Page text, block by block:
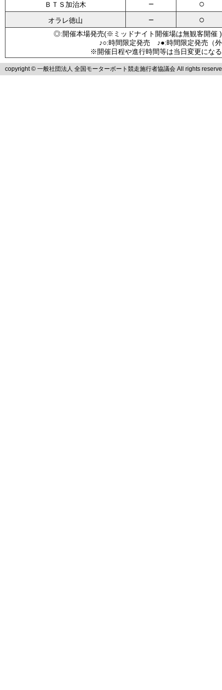
ＢＴＳ加治木 － ○
オラレ徳山 － ○
◎:開催本場発売(※ミッドナイト開催場は無観客
♪○:時間限定発売 ♪●:時間限定発売
※開催日程や進行時間等は当日変更にな
copyright © 一般社団法人 全国モーターボート競走施行者協議会 All rights